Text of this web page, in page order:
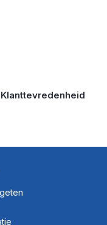
Klanttevredenheid